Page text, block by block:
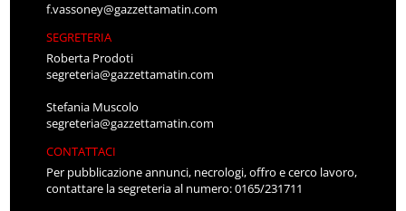
f.vassoney@gazzettamatin.com
SEGRETERIA
Roberta Prodoti
segreteria@gazzettamatin.com
Stefania Muscolo
segreteria@gazzettamatin.com
CONTATTACI
Per pubblicazione annunci, necrologi, offro e cerco lavoro,
contattare la segreteria al numero: 0165/231711